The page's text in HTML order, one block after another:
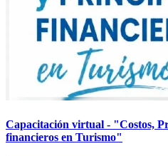
Capacitación virtual - "Costos,
financieros en Turismo"